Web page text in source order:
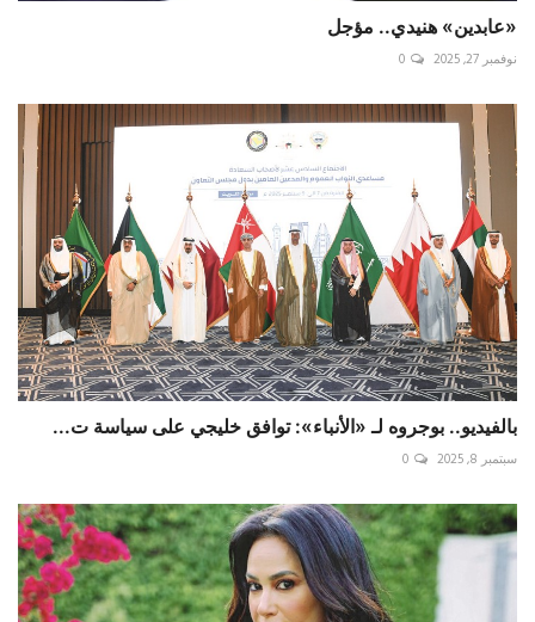
«عابدين» هنيدي.. مؤجل
نوفمبر 27, 2025 0
بالفيديو.. بوجروه لـ «الأنباء»: توافق خليجي على سياسة ت...
سبتمبر 8, 2025 0